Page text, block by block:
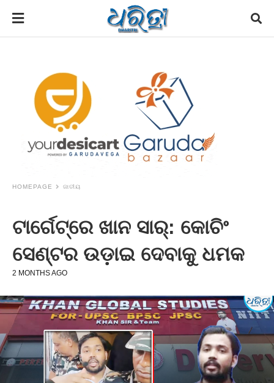
HOMEPAGE ଜାତୀୟ
ଟାର୍ଗେଟ୍‌ରେ ଖାନ ସାର୍‌: କୋଚିଂ
ସେଣ୍ଟର ଉଡ଼ାଇ ଦେବାକୁ ଧମକ
2 MONTHS AGO